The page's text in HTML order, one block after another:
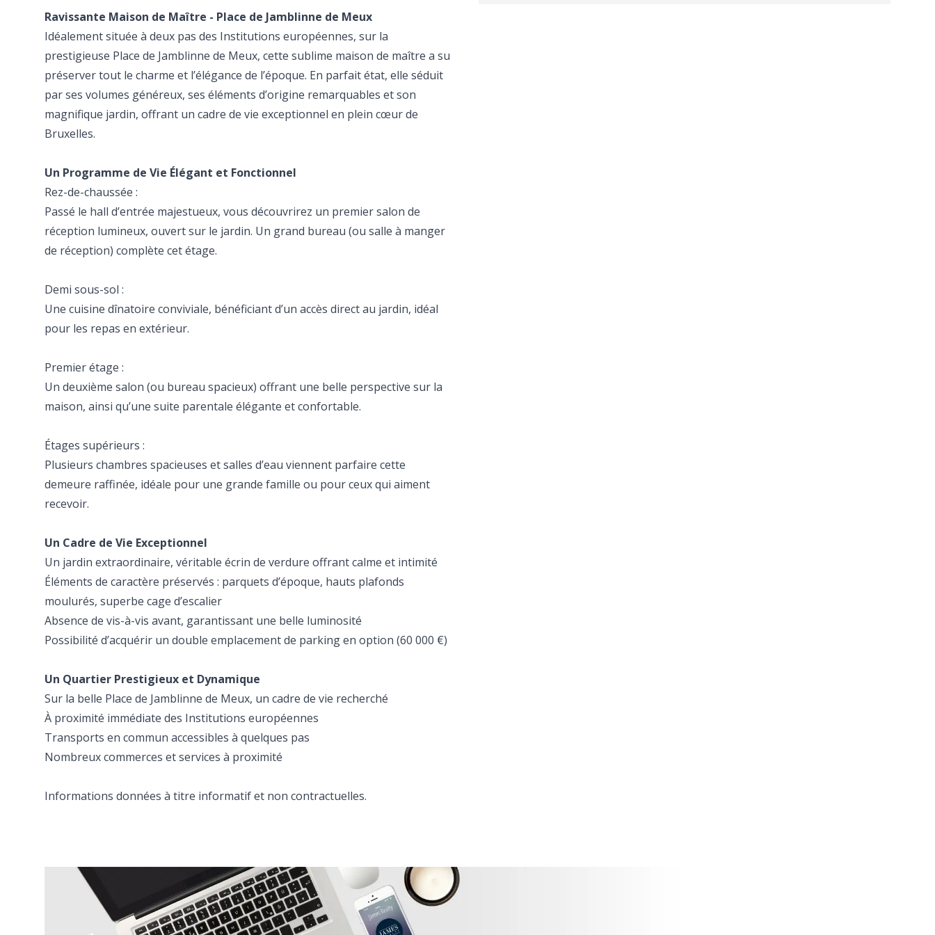
Ravissante Maison de Maître - Place de Jamblinne de Meux
Idéalement située à deux pas des Institutions européennes, sur la
prestigieuse Place de Jamblinne de Meux, cette sublime maison de maître a su
préserver tout le charme et l’élégance de l’époque. En parfait état, elle séduit
par ses volumes généreux, ses éléments d’origine remarquables et son
magnifique jardin, offrant un cadre de vie exceptionnel en plein cœur de
Bruxelles.
Un Programme de Vie Élégant et Fonctionnel
Rez-de-chaussée :
Passé le hall d’entrée majestueux, vous découvrirez un premier salon de
réception lumineux, ouvert sur le jardin. Un grand bureau (ou salle à manger
de réception) complète cet étage.
Demi sous-sol :
Une cuisine dînatoire conviviale, bénéficiant d’un accès direct au jardin, idéal
pour les repas en extérieur.
Premier étage :
Un deuxième salon (ou bureau spacieux) offrant une belle perspective sur la
maison, ainsi qu’une suite parentale élégante et confortable.
Étages supérieurs :
Plusieurs chambres spacieuses et salles d’eau viennent parfaire cette
demeure raffinée, idéale pour une grande famille ou pour ceux qui aiment
recevoir.
Un Cadre de Vie Exceptionnel
Un jardin extraordinaire, véritable écrin de verdure offrant calme et intimité
Éléments de caractère préservés : parquets d’époque, hauts plafonds
moulurés, superbe cage d’escalier
Absence de vis-à-vis avant, garantissant une belle luminosité
Possibilité d’acquérir un double emplacement de parking en option (60 000 €)
Un Quartier Prestigieux et Dynamique
Sur la belle Place de Jamblinne de Meux, un cadre de vie recherché
À proximité immédiate des Institutions européennes
Transports en commun accessibles à quelques pas
Nombreux commerces et services à proximité
Informations données à titre informatif et non contractuelles.